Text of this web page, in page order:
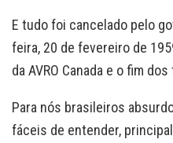
E tudo foi cancelado pelo
feira, 20 de fevereiro de
da AVRO Canada e o fim
Para nós brasileiros
fáceis de entender,